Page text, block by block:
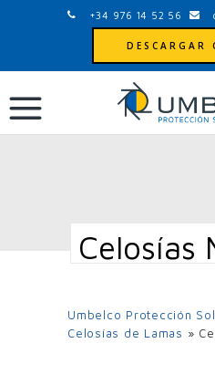
+34 976 14 52 56
DESCARGAR
Celosías
Umbelco Protección
Celosías de Lamas »